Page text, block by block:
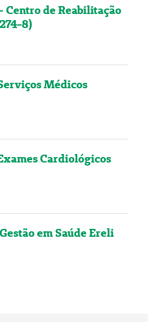
Centro de Reabilitação
8)
Médicos
Cardiológicos
em Saúde Ereli